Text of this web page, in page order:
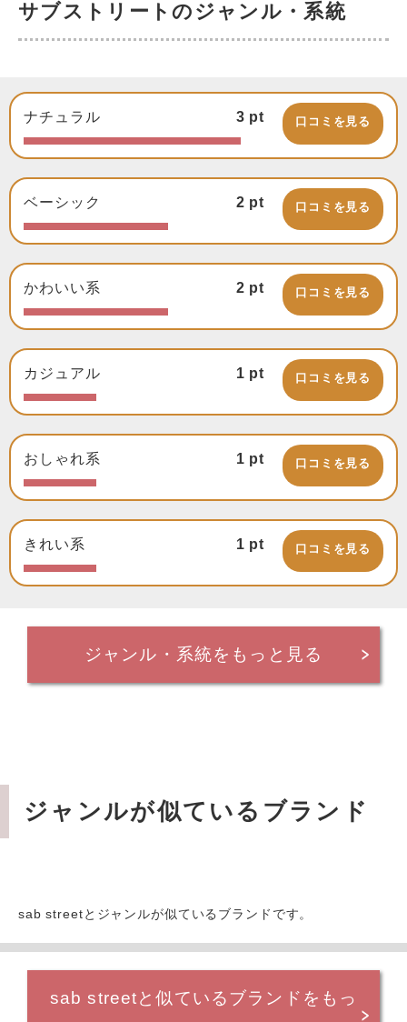
サブストリートのジャンル・系統
ナチュラル 3 pt 口コミを見る
ベーシック 2 pt 口コミを見る
かわいい系 2 pt 口コミを見る
カジュアル 1 pt 口コミを見る
おしゃれ系 1 pt 口コミを見る
きれい系 1 pt 口コミを見る
ジャンル・系統をもっと見る
ジャンルが似ているブランド
sab streetとジャンルが似ているブランドです。
sab streetと似ているブランドをもっ